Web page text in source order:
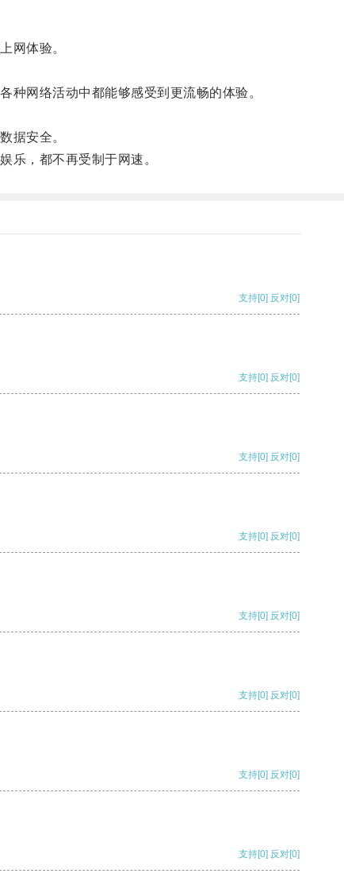
网体验。
网络活动中都能够感受到更流畅的体验。
据安全。
，都不再受制于网速。
支持[0] 反对[0]
支持[0] 反对[0]
支持[0] 反对[0]
支持[0] 反对[0]
支持[0] 反对[0]
支持[0] 反对[0]
支持[0] 反对[0]
支持[0] 反对[0]